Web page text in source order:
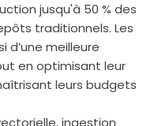
jusqu'à 50 % des
traditionnels. Les
d’une meilleure
en optimisant leur
leurs budgets
ingestion